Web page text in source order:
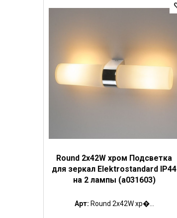
Round 2х42W хром Подсветка
для зеркал Elektrostandard IP44
на 2 лампы (a031603)
Арт: Round 2х42W хр�...